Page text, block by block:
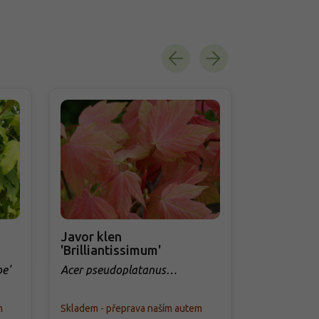
Javor klen
'Brilliantissimum'
Acer pseudoplatanus
Skladem - přeprava naším autem